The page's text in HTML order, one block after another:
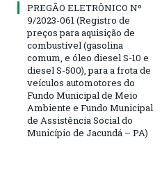
PREGÃO ELETRÔNICO Nº
9/2023-061 (Registro de
preços para aquisição de
combustível (gasolina
comum, e óleo diesel S-10 e
diesel S-500), para a frota de
veículos automotores do
Fundo Municipal de Meio
Ambiente e Fundo Municipal
de Assistência Social do
Município de Jacundá – PA)